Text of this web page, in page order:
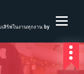
สิร์ฟในงานทุกงาน by